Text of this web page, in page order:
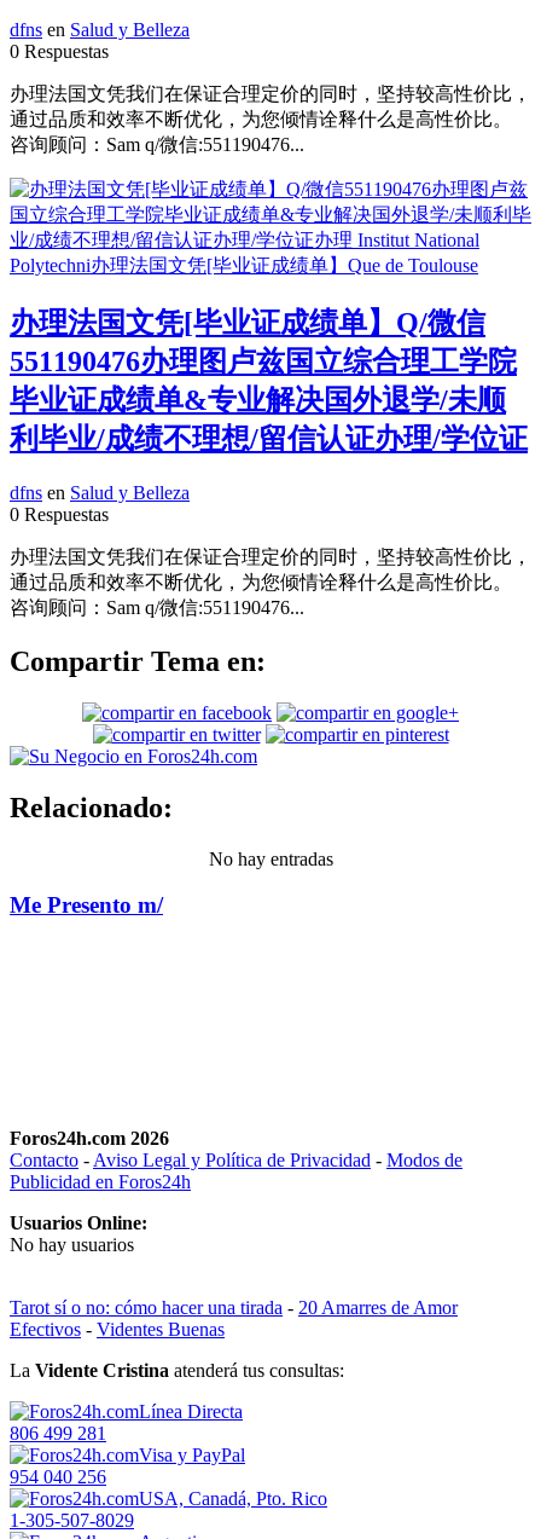
dfns en Salud y Belleza
0 Respuestas
办理法国文凭我们在保证合理定价的同时，坚持较高性价比，
通过品质和效率不断优化，为您倾情诠释什么是高性价比。
咨询顾问：Sam q/微信:551190476...
办理法国文凭[毕业证成绩单】Q/微信
551190476办理图卢兹国立综合理工学院
毕业证成绩单&专业解决国外退学/未顺
利毕业/成绩不理想/留信认证办理/学位证
dfns en Salud y Belleza
0 Respuestas
办理法国文凭我们在保证合理定价的同时，坚持较高性价比，
通过品质和效率不断优化，为您倾情诠释什么是高性价比。
咨询顾问：Sam q/微信:551190476...
Compartir Tema en:
Relacionado:
No hay entradas
Me Presento m/
Foros24h.com 2026
Contacto - Aviso Legal y Política de Privacidad - Modos de
Publicidad en Foros24h
Usuarios Online:
No hay usuarios
Tarot sí o no: cómo hacer una tirada - 20 Amarres de Amor
Efectivos - Videntes Buenas
La Vidente Cristina atenderá tus consultas:
Línea Directa
806 499 281
Visa y PayPal
954 040 256
USA, Canadá, Pto. Rico
1-305-507-8029